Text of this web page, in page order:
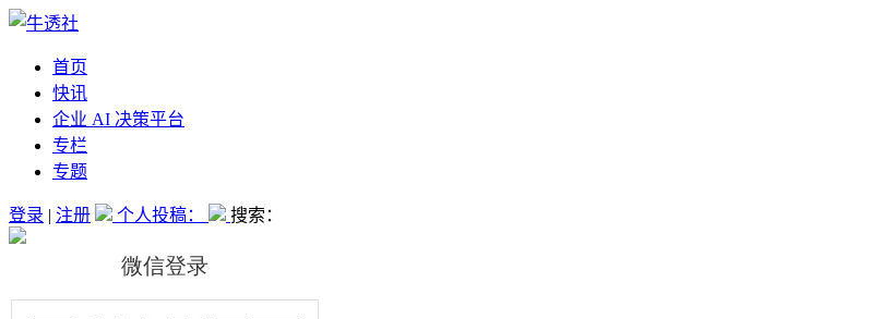
首页
快讯
企业 AI 决策平台
专栏
专题
登录 | 注册 个人投稿： 搜索：